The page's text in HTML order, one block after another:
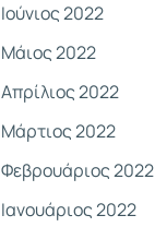
Ιούνιος 2022
Μάιος 2022
Απρίλιος 2022
Μάρτιος 2022
Φεβρουάριος 2022
Ιανουάριος 2022